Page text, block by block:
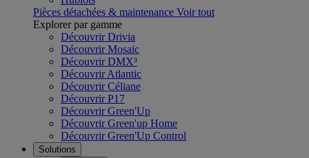
Pièces détachées & maintenance Voir tout
Explorer par gamme
Découvrir Drivia
Découvrir Mosaic
Découvrir DMX³
Découvrir Atlantic
Découvrir Céliane
Découvrir P17
Découvrir Green'Up
Découvrir Green'up Home
Découvrir Green'Up Control
Solutions